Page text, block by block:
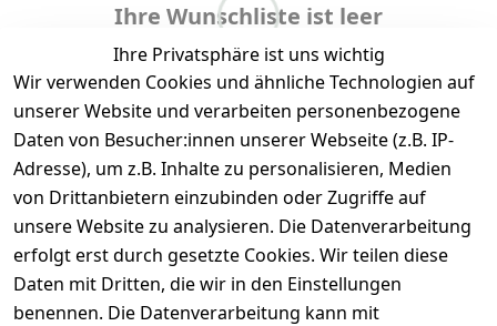
Ihre Wunschliste ist leer
Ihre Privatsphäre ist uns wichtig
Wir verwenden Cookies und ähnliche Technologien auf
unserer Website und verarbeiten personenbezogene
Daten von Besucher:innen unserer Webseite (z.B. IP-
Adresse), um z.B. Inhalte zu personalisieren, Medien
von Drittanbietern einzubinden oder Zugriffe auf
unsere Website zu analysieren. Die Datenverarbeitung
erfolgt erst durch gesetzte Cookies. Wir teilen diese
Daten mit Dritten, die wir in den Einstellungen
benennen. Die Datenverarbeitung kann mit
Legal Services